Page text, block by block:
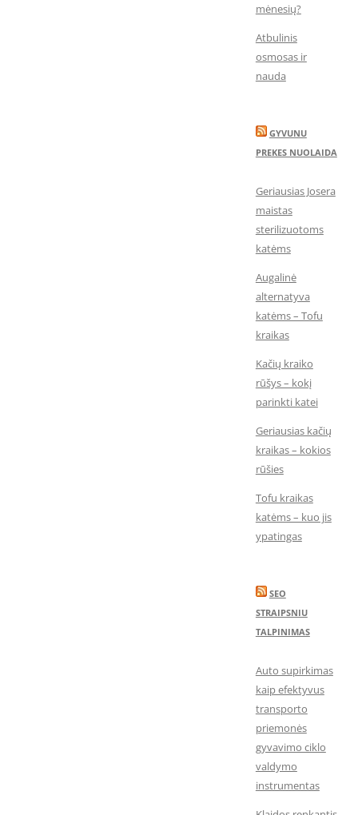
mėnesių?
Atbulinis
osmosas ir
nauda
GYVUNU
PREKES NUOLAIDA
Geriausias Josera
maistas
sterilizuotoms
katėms
Augalinė
alternatyva
katėms – Tofu
kraikas
Kačių kraiko
rūšys – kokį
parinkti katei
Geriausias kačių
kraikas – kokios
rūšies
Tofu kraikas
katėms – kuo jis
ypatingas
SEO
STRAIPSNIU
TALPINIMAS
Auto supirkimas
kaip efektyvus
transporto
priemonės
gyvavimo ciklo
valdymo
instrumentas